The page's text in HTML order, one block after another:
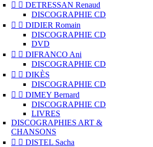
  DETRESSAN Renaud
DISCOGRAPHIE CD
  DIDIER Romain
DISCOGRAPHIE CD
DVD
  DIFRANCO Ani
DISCOGRAPHIE CD
  DIKÈS
DISCOGRAPHIE CD
  DIMEY Bernard
DISCOGRAPHIE CD
LIVRES
DISCOGRAPHIES ART &
CHANSONS
  DISTEL Sacha